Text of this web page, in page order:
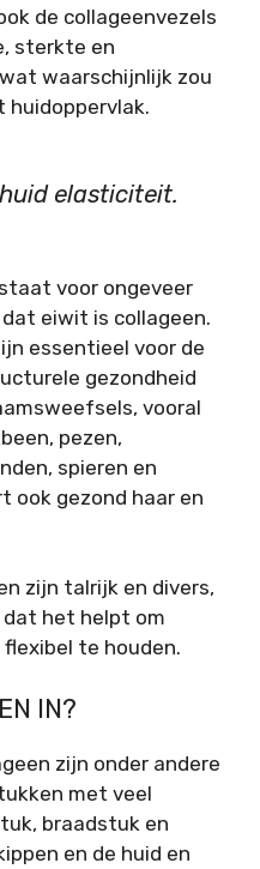
de collageenvezels
sterkte en
waarschijnlijk zou
huidoppervlak.
elasticiteit.
voor ongeveer
eiwit is collageen.
essentieel voor de
gezondheid
vooral
pezen,
spieren en
ook gezond haar en
zijn talrijk en divers,
het helpt om
te houden.
IN?
zijn onder andere
met veel
braadstuk en
en de huid en